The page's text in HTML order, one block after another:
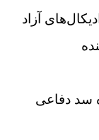
سد دفاعی